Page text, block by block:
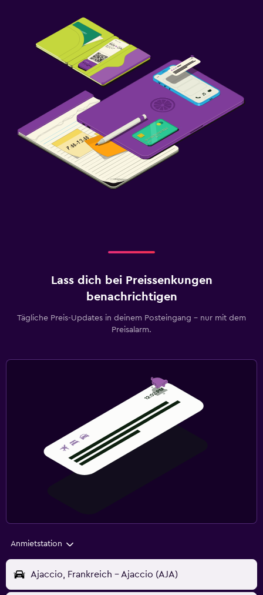
Lass dich bei Preissenkungen
benachrichtigen
Tägliche Preis-Updates in deinem Posteingang – nur mit dem
Preisalarm.
Anmietstation
Ajaccio, Frankreich - Ajaccio (AJA)